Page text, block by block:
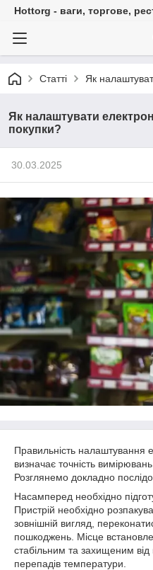
Hottorg - ваги, торгове,
Статті Як
Як налаштувати
покупки?
30.03.2025
Правильність налаштування
визначає точність
Розглянемо докладно
Насамперед необхідно
Пристрій необхідно
зовнішній вигляд,
пошкоджень. Місце
стабільним та захищеним від
перепадів температури.